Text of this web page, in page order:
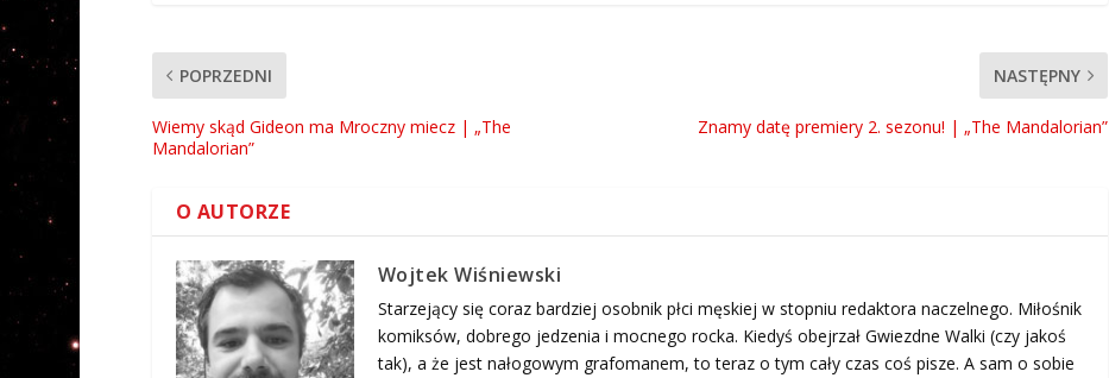
POPRZEDNI
Wiemy skąd Gideon ma Mroczny miecz | „The
Mandalorian”
NASTĘPNY
Znamy datę premiery 2. sezonu! | „The Mandalorian”
O AUTORZE
Wojtek Wiśniewski
Starzejący się coraz bardziej osobnik płci męskiej w stopniu redaktora naczelnego. Miłośnik
komiksów, dobrego jedzenia i mocnego rocka. Kiedyś obejrzał Gwiezdne Walki (czy jakoś
tak), a że jest nałogowym grafomanem, to teraz o tym cały czas coś pisze. A sam o sobie